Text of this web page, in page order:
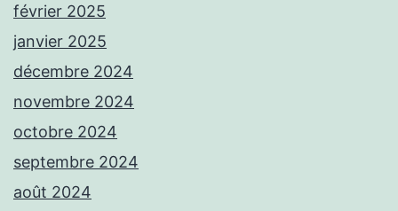
février 2025
janvier 2025
décembre 2024
novembre 2024
octobre 2024
septembre 2024
août 2024